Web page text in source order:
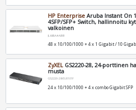
HP Enterprise Aruba Instant On
4SFP/SFP+ Switch, hallinnoitu
valkoinen
JL685A#ABB
48 x 10/100/1000 + 4 x 1 Gigabit / 10
ZyXEL GS2220-28, 24-porttinen
musta
GS2220-28-EU0101F
24 x 10/100/1000 + 4 x combo Gigabit SFP